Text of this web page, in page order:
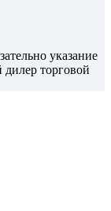
указание
торговой